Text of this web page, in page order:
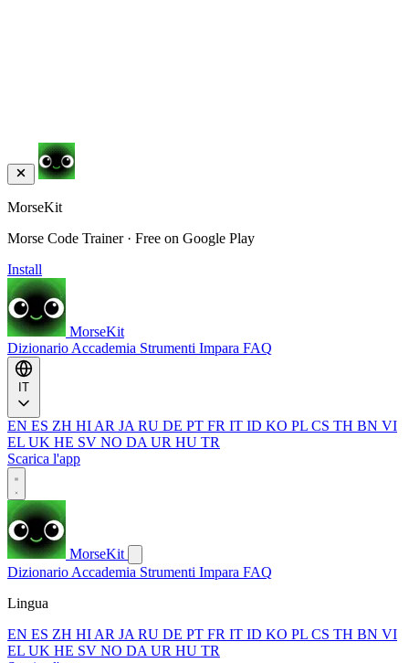
MorseKit
Morse Code Trainer · Free on Google Play
Install
MorseKit
Dizionario Accademia Strumenti Impara FAQ
EN ES ZH HI AR JA RU DE PT FR IT ID KO PL CS TH BN VI
EL UK HE SV NO DA UR HU TR
Scarica l'app
MorseKit
Dizionario Accademia Strumenti Impara FAQ
Lingua
EN ES ZH HI AR JA RU DE PT FR IT ID KO PL CS TH BN VI
EL UK HE SV NO DA UR HU TR